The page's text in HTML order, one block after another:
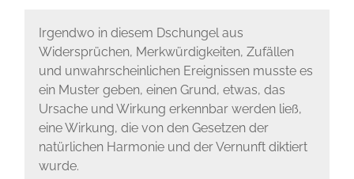
Irgendwo in diesem Dschungel aus
Widersprüchen, Merkwürdigkeiten, Zufällen
und unwahrscheinlichen Ereignissen musste es
ein Muster geben, einen Grund, etwas, das
Ursache und Wirkung erkennbar werden ließ,
eine Wirkung, die von den Gesetzen der
natürlichen Harmonie und der Vernunft diktiert
wurde.